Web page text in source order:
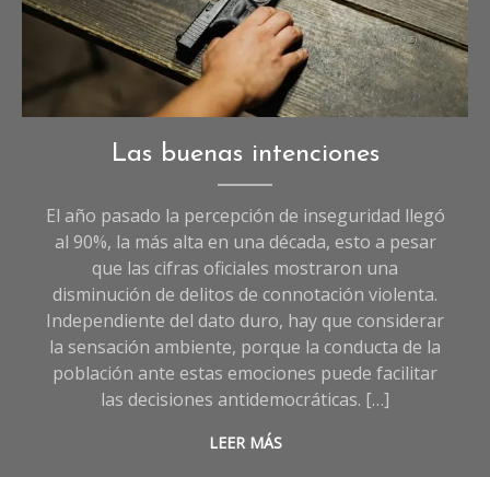
Opinión,
Sociedad
Las buenas intenciones
El año pasado la percepción de inseguridad llegó
al 90%, la más alta en una década, esto a pesar
que las cifras oficiales mostraron una
disminución de delitos de connotación violenta.
Independiente del dato duro, hay que considerar
la sensación ambiente, porque la conducta de la
población ante estas emociones puede facilitar
las decisiones antidemocráticas. […]
LEER MÁS